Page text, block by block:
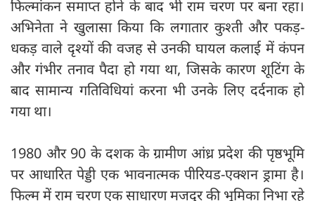
फिल्मांकन समाप्त होने के बाद भी राम चरण पर बना रहा।
अभिनेता ने खुलासा किया कि लगातार कुश्ती और पकड़-
धकड़ वाले दृश्यों की वजह से उनकी घायल कलाई में कंपन
और गंभीर तनाव पैदा हो गया था, जिसके कारण शूटिंग के
बाद सामान्य गतिविधियां करना भी उनके लिए दर्दनाक हो
गया था।
1980 और 90 के दशक के ग्रामीण आंध्र प्रदेश की पृष्ठभूमि
पर आधारित पेड्डी एक भावनात्मक पीरियड-एक्शन ड्रामा है।
फिल्म में राम चरण एक साधारण मजदूर की भूमिका निभा रहे